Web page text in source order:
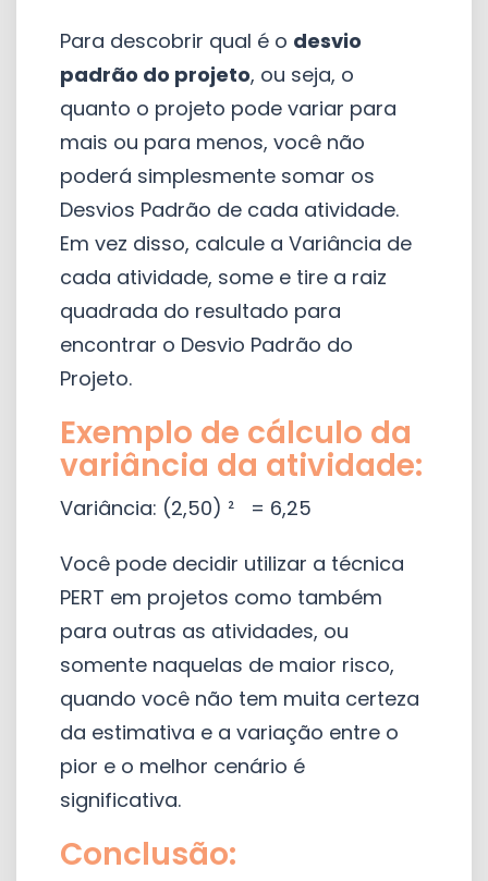
Para descobrir qual é o desvio
padrão do projeto, ou seja, o
quanto o projeto pode variar para
mais ou para menos, você não
poderá simplesmente somar os
Desvios Padrão de cada atividade.
Em vez disso, calcule a Variância de
cada atividade, some e tire a raiz
quadrada do resultado para
encontrar o Desvio Padrão do
Projeto.
Exemplo de cálculo da
variância da atividade:
Variância: (2,50) ² = 6,25
Você pode decidir utilizar a técnica
PERT em projetos como também
para outras as atividades, ou
somente naquelas de maior risco,
quando você não tem muita certeza
da estimativa e a variação entre o
pior e o melhor cenário é
significativa.
Conclusão: